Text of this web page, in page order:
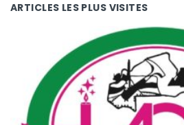
ARTICLES LES PLUS VISITES